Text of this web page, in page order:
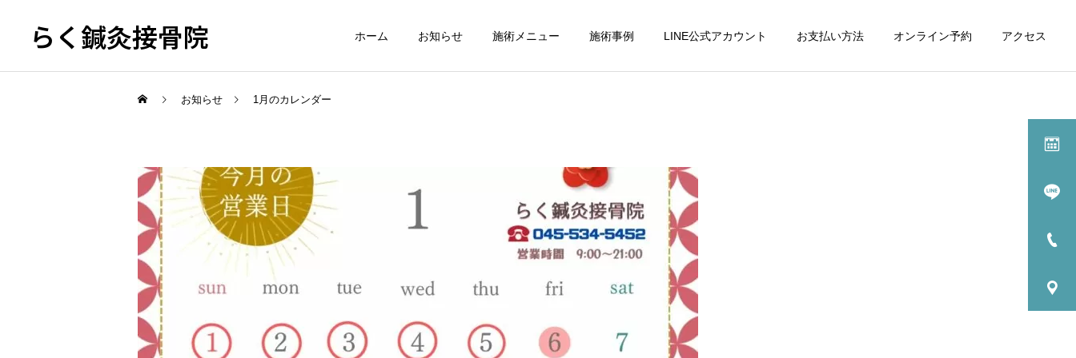
らく鍼灸接骨院 ホーム お知らせ 施術メニュー 施術事例 LINE公式アカウント お支払い方法 オンライン予約 アクセス
KB Finger 交通事故診療
フットケア
お知らせ 1月のカレンダー